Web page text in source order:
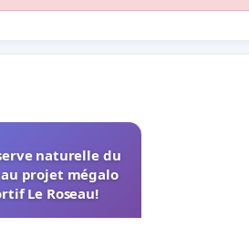
naturelle du
projet mégalo
Le Roseau!